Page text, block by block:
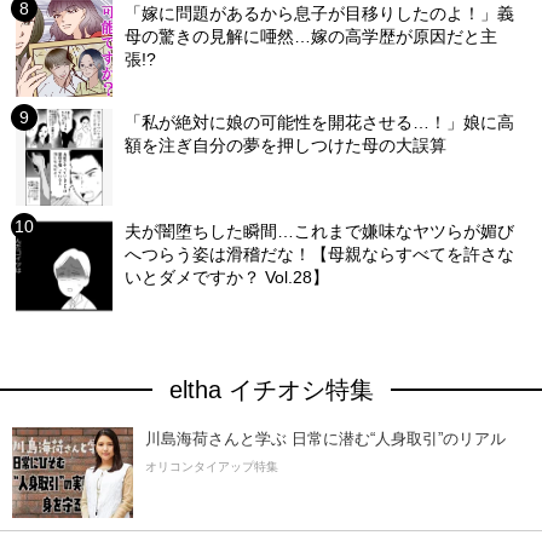
「嫁に問題があるから息子が目移りしたのよ！」義
母の驚きの見解に唖然…嫁の高学歴が原因だと主
張!?
「私が絶対に娘の可能性を開花させる…！」娘に高
額を注ぎ自分の夢を押しつけた母の大誤算
夫が闇堕ちした瞬間…これまで嫌味なヤツらが媚び
へつらう姿は滑稽だな！【母親ならすべてを許さな
いとダメですか？ Vol.28】
eltha イチオシ特集
川島海荷さんと学ぶ 日常に潜む“人身取引”のリアル
オリコンタイアップ特集